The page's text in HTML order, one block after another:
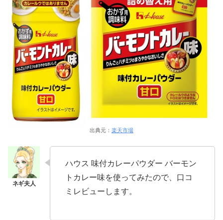
出典元： 楽天市場
ハウス 味付カレーパウダー バーモン
トカレー味を使ってみたので、口コ
ミレビューします。